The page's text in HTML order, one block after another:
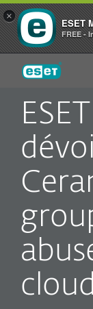
cloud
ESET
×
ESET
FREE -